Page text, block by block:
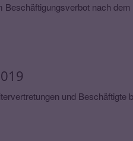
Beschäftigungsverbot nach dem
und Beschäftigte